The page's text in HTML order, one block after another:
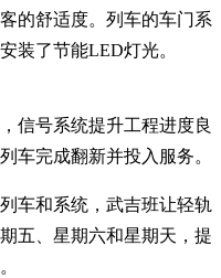
的舒适度。列车的车门系
装了节能LED灯光。
信号系统提升工程进度良
车完成翻新并投入服务。
车和系统，武吉班让轻轨
五、星期六和星期天，提